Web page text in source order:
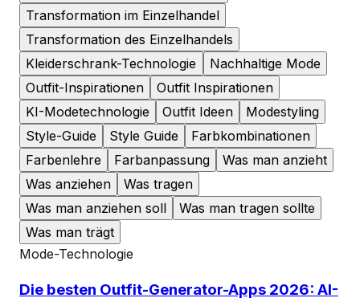
Transformation im Einzelhandel
Transformation des Einzelhandels
Kleiderschrank-Technologie
Nachhaltige Mode
Outfit-Inspirationen
Outfit Inspirationen
KI-Modetechnologie
Outfit Ideen
Modestyling
Style-Guide
Style Guide
Farbkombinationen
Farbenlehre
Farbanpassung
Was man anzieht
Was anziehen
Was tragen
Was man anziehen soll
Was man tragen sollte
Was man trägt
Mode-Technologie
Die besten Outfit-Generator-Apps 2026: AI-